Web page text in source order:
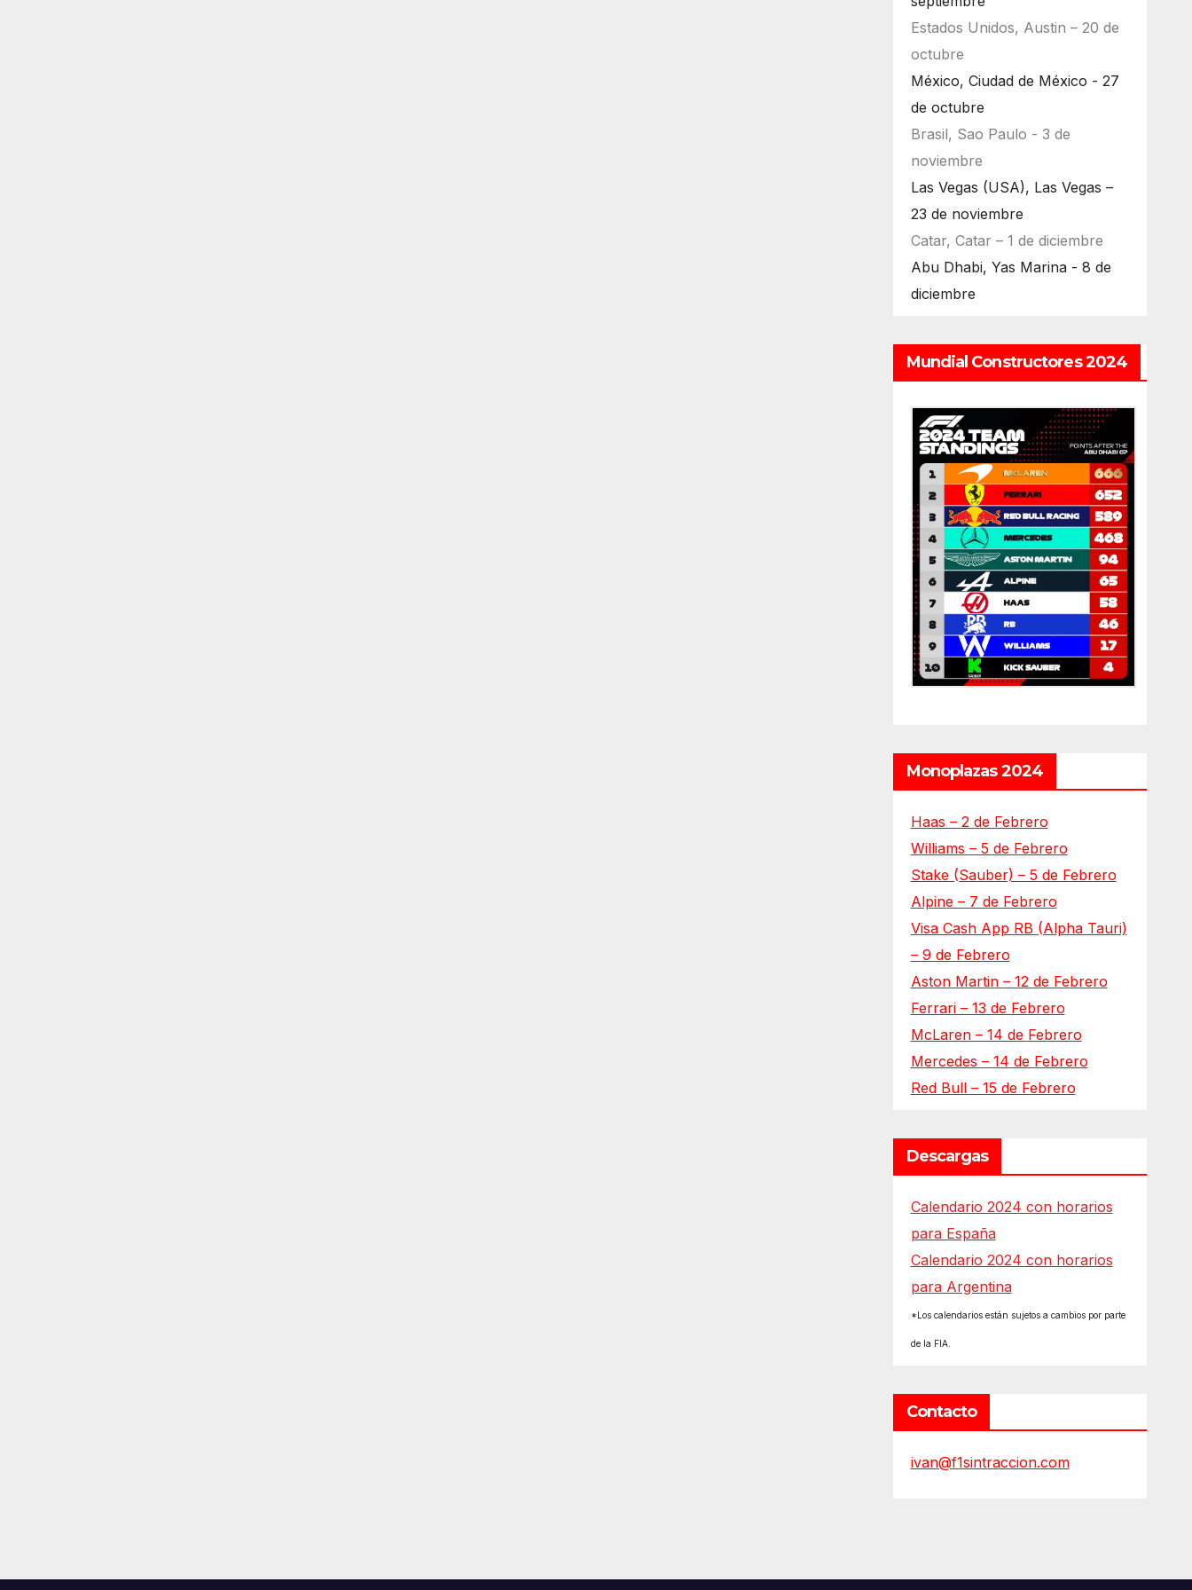
Estados Unidos, Austin – 20 de
octubre
México, Ciudad de México - 27
de octubre
Brasil, Sao Paulo - 3 de
noviembre
Las Vegas (USA), Las Vegas –
23 de noviembre
Catar, Catar – 1 de diciembre
Abu Dhabi, Yas Marina - 8 de
diciembre
Mundial Constructores 2024
Monoplazas 2024
Haas – 2 de Febrero
Williams – 5 de Febrero
Stake (Sauber) – 5 de Febrero
Alpine – 7 de Febrero
Visa Cash App RB (Alpha Tauri)
– 9 de Febrero
Aston Martin – 12 de Febrero
Ferrari – 13 de Febrero
McLaren – 14 de Febrero
Mercedes – 14 de Febrero
Red Bull – 15 de Febrero
Descargas
Calendario 2024 con horarios
para España
Calendario 2024 con horarios
para Argentina
*Los calendarios están sujetos a cambios por parte
de la FIA.
Contacto
ivan@f1sintraccion.com